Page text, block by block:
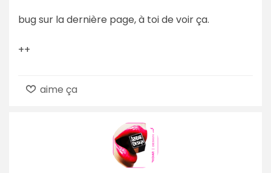
bug sur la dernière page, à toi de voir ça.
++
aime ça